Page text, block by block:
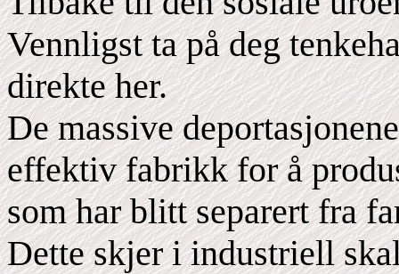
Vennligst ta på deg
direkte her.
De massive
effektiv fabrikk for å
som har blitt separert fra
Dette skjer i industriell